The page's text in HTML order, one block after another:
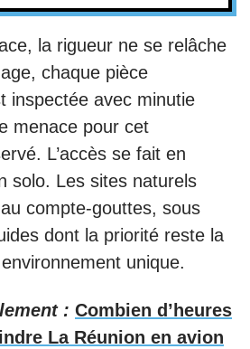
la rigueur ne se relâche
chaque pièce
inspectée avec minutie
menace pour cet
L’accès se fait en
solo. Les sites naturels
compte-gouttes, sous
dont la priorité reste la
unique.
: Combien d’heures
La Réunion en avion